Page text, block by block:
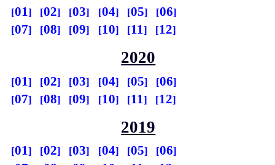
01 02 03 04 05
06
07
08 09 10 11 12
2020
01 02 03 04 05
06
07
08 09 10 11 12
2019
01 02 03 04 05
06